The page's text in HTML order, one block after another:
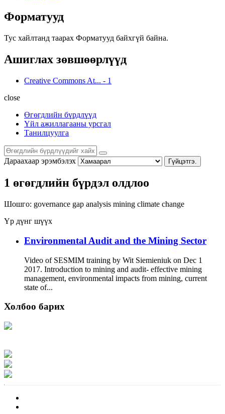
Форматууд
Тус хайлтанд таарах Форматууд байхгүй байна.
Ашиглах зөвшөөрлүүд
Creative Commons At... - 1
close
Өгөгдлийн бүрдлүүд
Үйл ажиллагааны урсгал
Танилцуулга
Дараахаар эрэмбэлэх Гүйцэтгэ.
1 өгөгдлийн бүрдэл олдлоо
Шошго: governance gap analysis mining climate change
Үр дүнг шүүх
Environmental Audit and the Mining Sector
Video of SESMIM training by Wit Siemieniuk on Dec 1
2017. Introduction to mining and audit- effective mining
management, environmental impacts from mining, current
state of...
Холбоо барих